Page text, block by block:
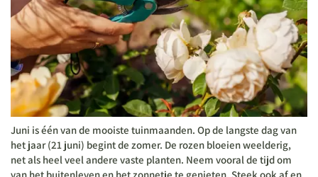
Juni is één van de mooiste tuinmaanden. Op de langste dag van
het jaar (21 juni) begint de zomer. De rozen bloeien weelderig,
net als heel veel andere vaste planten. Neem vooral de tijd om
van het buitenleven en het zonnetje te genieten. Steek ook af en